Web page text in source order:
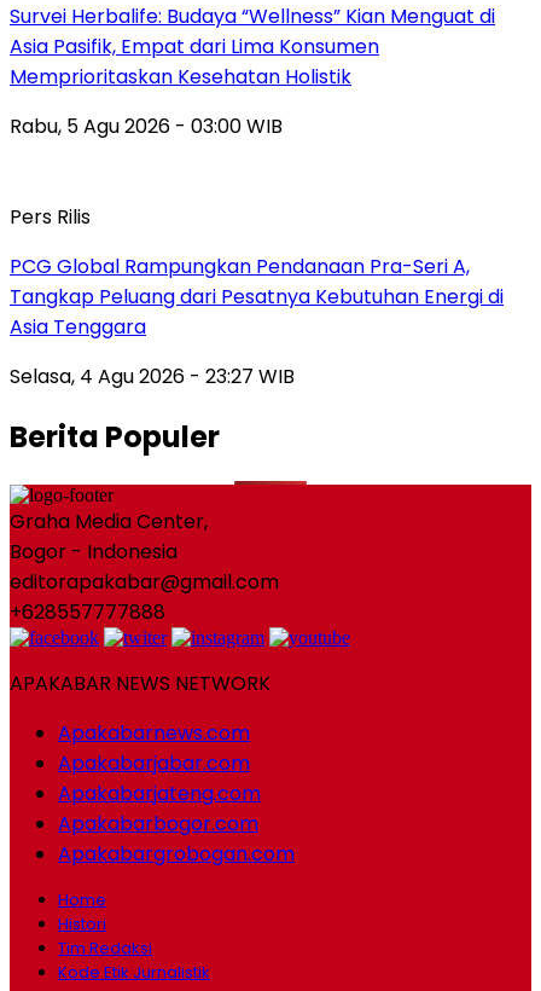
Survei Herbalife: Budaya “Wellness” Kian Menguat di
Asia Pasifik, Empat dari Lima Konsumen
Memprioritaskan Kesehatan Holistik
Rabu, 5 Agu 2026 - 03:00 WIB
Pers Rilis
PCG Global Rampungkan Pendanaan Pra-Seri A,
Tangkap Peluang dari Pesatnya Kebutuhan Energi di
Asia Tenggara
Selasa, 4 Agu 2026 - 23:27 WIB
Berita Populer
Graha Media Center,
Bogor - Indonesia
editorapakabar@gmail.com
+628557777888
APAKABAR NEWS NETWORK
Apakabarnews.com
Apakabarjabar.com
Apakabarjateng.com
Apakabarbogor.com
Apakabargrobogan.com
Home
Histori
Tim Redaksi
Kode Etik Jurnalistik